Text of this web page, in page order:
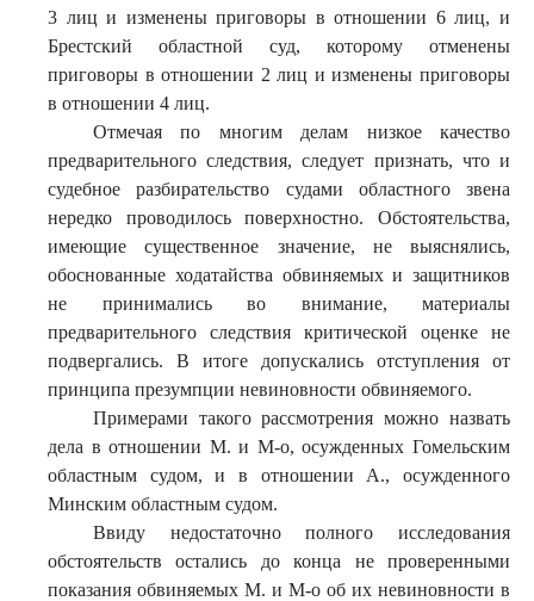
3 лиц и изменены приговоры в отношении 6 лиц, и
Брестский областной суд, которому отменены
приговоры в отношении 2 лиц и изменены приговоры
в отношении 4 лиц.
Отмечая по многим делам низкое качество
предварительного следствия, следует признать, что и
судебное разбирательство судами областного звена
нередко проводилось поверхностно. Обстоятельства,
имеющие существенное значение, не выяснялись,
обоснованные ходатайства обвиняемых и защитников
не принимались во внимание, материалы
предварительного следствия критической оценке не
подвергались. В итоге допускались отступления от
принципа презумпции невиновности обвиняемого.
Примерами такого рассмотрения можно назвать
дела в отношении М. и М-о, осужденных Гомельским
областным судом, и в отношении А., осужденного
Минским областным судом.
Ввиду недостаточно полного исследования
обстоятельств остались до конца не проверенными
показания обвиняемых М. и М-о об их невиновности в